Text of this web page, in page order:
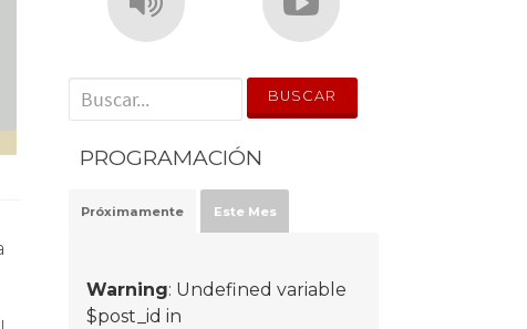
' . __('Search for:') . '
PROGRAMACIÓN
Próximamente Este Mes
Warning: Undefined variable
$post_id in